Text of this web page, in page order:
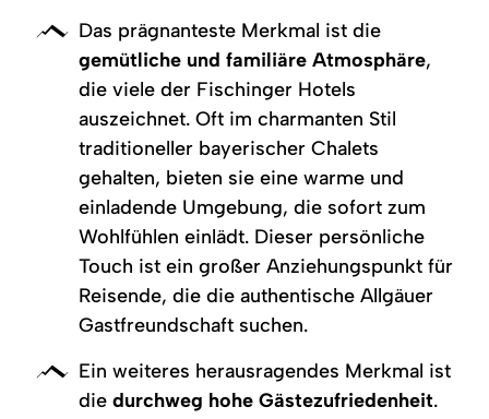
Das prägnanteste Merkmal ist die
gemütliche und familiäre Atmosphäre,
die viele der Fischinger Hotels
auszeichnet. Oft im charmanten Stil
traditioneller bayerischer Chalets
gehalten, bieten sie eine warme und
einladende Umgebung, die sofort zum
Wohlfühlen einlädt. Dieser persönliche
Touch ist ein großer Anziehungspunkt für
Reisende, die die authentische Allgäuer
Gastfreundschaft suchen.
Ein weiteres herausragendes Merkmal ist
diedurchweg hohe Gästezufriedenheit.